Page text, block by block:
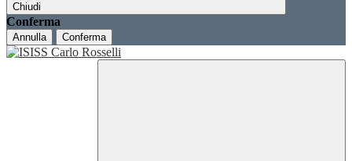
Chiudi
Conferma
Annulla Conferma